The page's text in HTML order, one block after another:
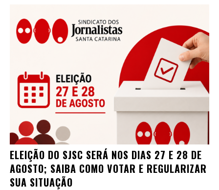
ELEIÇÃO DO SJSC SERÁ NOS DIAS 27 E 28 DE
AGOSTO; SAIBA COMO VOTAR E REGULARIZAR
SUA SITUAÇÃO